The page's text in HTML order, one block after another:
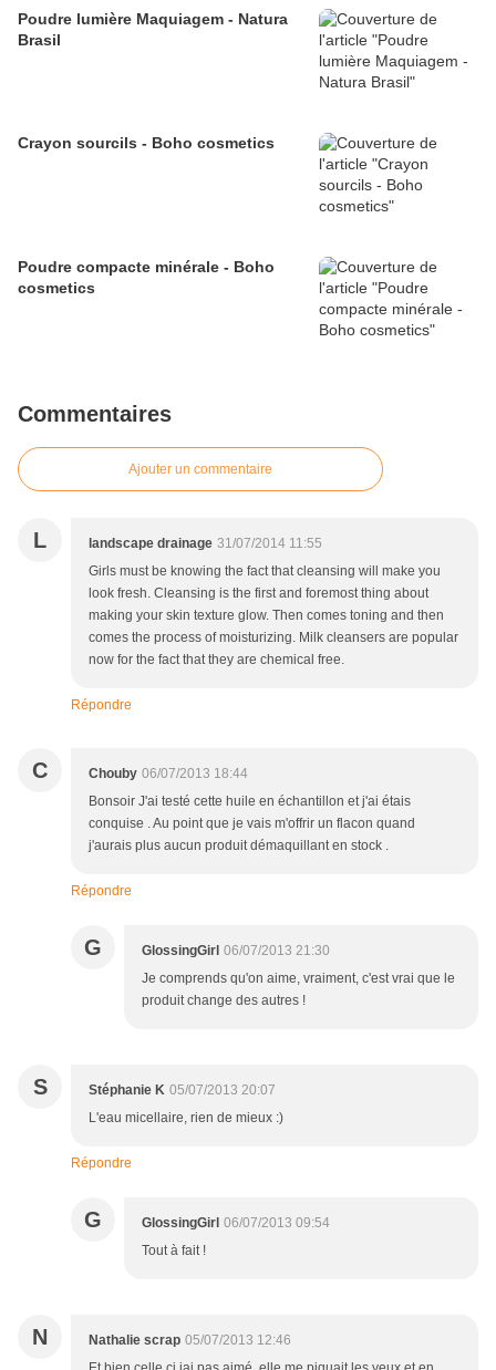
Poudre lumière Maquiagem - Natura
Brasil
Crayon sourcils - Boho cosmetics
Poudre compacte minérale - Boho
cosmetics
Commentaires
Ajouter un commentaire
L landscape drainage 31/07/2014 11:55
Girls must be knowing the fact that cleansing will make you
look fresh. Cleansing is the first and foremost thing about
making your skin texture glow. Then comes toning and then
comes the process of moisturizing. Milk cleansers are popular
now for the fact that they are chemical free.
Répondre
C Chouby 06/07/2013 18:44
Bonsoir J'ai testé cette huile en échantillon et j'ai étais
conquise . Au point que je vais m'offrir un flacon quand
j'aurais plus aucun produit démaquillant en stock .
Répondre
G GlossingGirl 06/07/2013 21:30
Je comprends qu'on aime, vraiment, c'est vrai que le
produit change des autres !
S Stéphanie K 05/07/2013 20:07
L'eau micellaire, rien de mieux :)
Répondre
G GlossingGirl 06/07/2013 09:54
Tout à fait !
N Nathalie scrap 05/07/2013 12:46